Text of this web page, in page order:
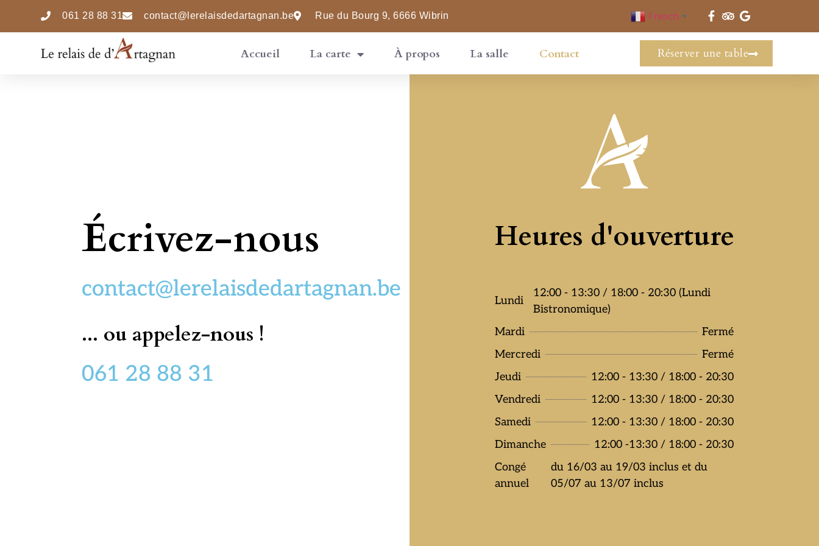
061 28 88 31 contact@lerelaisdedartagnan.be Rue du Bourg 9, 6666 Wibrin French ▼
Accueil La carte À propos La salle Contact Réserver une table
Écrivez-nous
contact@lerelaisdedartagnan.be
... ou appelez-nous !
061 28 88 31
Heures d'ouverture
Lundi
12:00 - 13:30 / 18:00 - 20:30 (Lundi
Bistronomique)
Mardi
Fermé
Mercredi
Fermé
Jeudi
12:00 - 13:30 / 18:00 - 20:30
Vendredi
12:00 - 13:30 / 18:00 - 20:30
Samedi
12:00 - 13:30 / 18:00 - 20:30
Dimanche
12:00 -13:30 / 18:00 - 20:30
Congé
annuel
du 16/03 au 19/03 inclus et du
05/07 au 13/07 inclus